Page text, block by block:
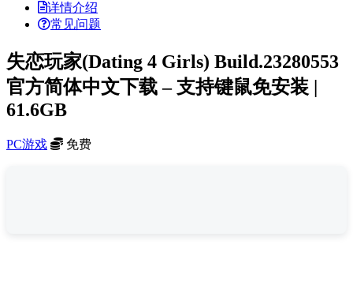
详情介绍
常见问题
失恋玩家(Dating 4 Girls) Build.23280553
官方简体中文下载 – 支持键鼠免安装 |
61.6GB
PC游戏 免费